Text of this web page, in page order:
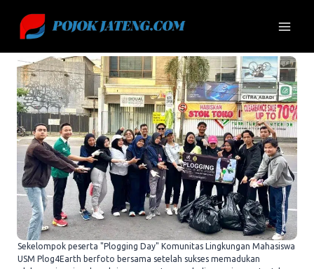
content
Sekelompok peserta "Plogging Day" Komunitas Lingkungan Mahasiswa
USM Plog4Earth berfoto bersama setelah sukses memadukan